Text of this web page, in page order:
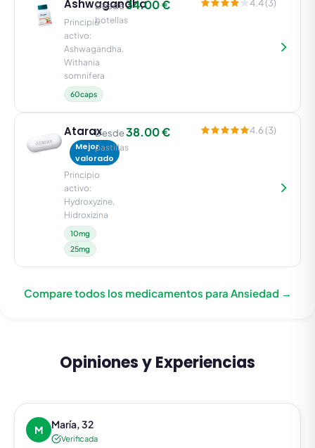
Ashwagandha
Principio
activo:
Ashwagandha,
Withania
somnifera
60caps
Desde34.00 €
botellas
4.4 (3)
Atarax
Mejor
valorado
Principio
activo:
Hydroxyzine,
Hidroxizina
10mg
25mg
Desde38.00 €
pastillas
4.6 (3)
Compare todos los medicamentos para Ansiedad →
Opiniones y Experiencias
M María, 32
Verificada